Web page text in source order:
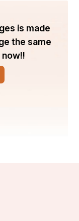
is made
the same